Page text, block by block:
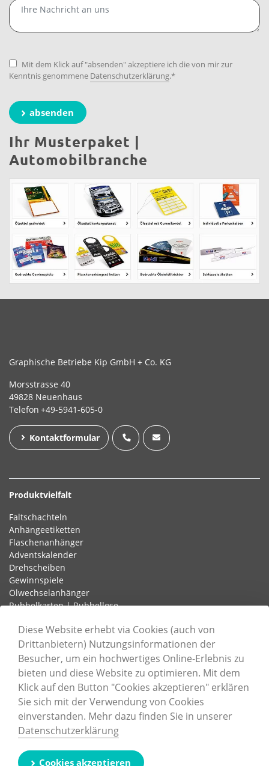
Mit dem Klick auf "absenden" akzeptiere ich die von mir zur
Kenntnis genommene Datenschutzerklärung.*
absenden
Ihr Musterpaket |
Automobilbranche
Graphische Betriebe Kip GmbH + Co. KG
Morsstrasse 40
49828 Neuenhaus
Telefon +49-5941-605-0
Kontaktformular
Produktvielfalt
Faltschachteln
Anhängeetiketten
Flaschenanhänger
Adventskalender
Drehscheiben
Gewinnspiele
Ölwechselanhänger
Rubbelkarten | Rubbellose
Informationen
Unternehmen
Karriere
Nachhaltigkeit
Zertifizierungen
Druckdatenerstellung
Kontaktformular
Diese Website erhebt via Cookies (auch von
Drittanbietern) Nutzungsinformationen der
Besucher, um ein hochwertiges Online-Erlebnis zu
bieten und diese Website zu optimieren. Mit dem
Klick auf den Button "Cookies akzeptieren" erklären
Sie sich mit der Verwendung von Cookies
einverstanden. Mehr dazu finden Sie in unserer
Datenschutzerklärung
Cookies akzeptieren